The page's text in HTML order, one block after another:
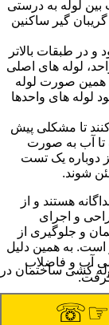
بین لوله به درستی
گیر ساکنین
در طبقات بالاتر
لوله های اصلی
همین صورت لوله
لوله های واحدها
تا مشکلی پیش
تا آب به صورت
دوباره یک تست
شوند.
هستند و از
و اجرای
و جلوگیری از
به همین دلیل
آب و فاضلاب
کشی ساختمان در
☞☏